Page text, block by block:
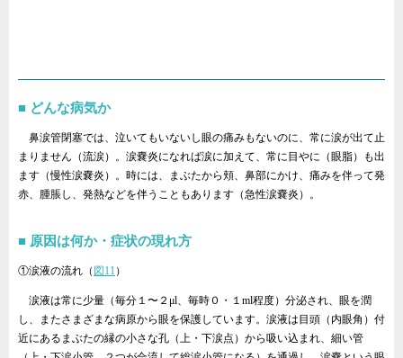
どんな病気か
鼻涙管閉塞では、泣いてもいないし眼の痛みもないのに、常に涙が出て止
まりません（流涙）。涙嚢炎になれば涙に加えて、常に目やに（眼脂）も出
ます（慢性涙嚢炎）。時には、まぶたから頬、鼻部にかけ、痛みを伴って発
赤、腫脹し、発熱などを伴うこともあります（急性涙嚢炎）。
原因は何か・症状の現れ方
①涙液の流れ（ 図11 ）
涙液は常に少量（毎分１〜２μl、毎時０・１ml程度）分泌され、眼を潤
し、またさまざまな病原から眼を保護しています。涙液は目頭（内眼角）付
近にあるまぶたの縁の小さな孔（上・下涙点）から吸い込まれ、細い管